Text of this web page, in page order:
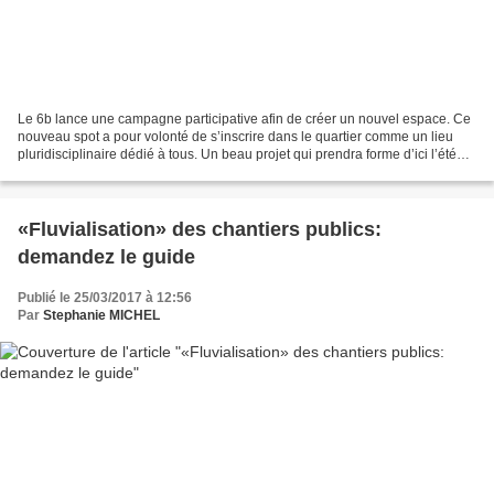
Le 6b lance une campagne participative afin de créer un nouvel espace. Ce
nouveau spot a pour volonté de s’inscrire dans le quartier comme un lieu
pluridisciplinaire dédié à tous. Un beau projet qui prendra forme d’ici l’été
«Fluvialisation» des chantiers publics:
demandez le guide
Publié le 25/03/2017 à 12:56
Par Stephanie MICHEL